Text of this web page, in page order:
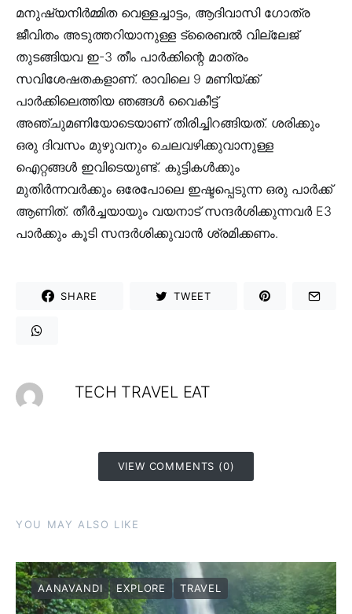
മനുഷ്യനിർമ്മിത വെള്ളച്ചാട്ടം, ആദിവാസി ഗോത്ര
ജീവിതം അടുത്തറിയാനുള്ള ട്രൈബൽ വില്ലേജ്
തുടങ്ങിയവ ഇ-3 തീം പാർക്കിന്റെ മാത്രം
സവിശേഷതകളാണ്. രാവിലെ 9 മണിയ്ക്ക്
പാർക്കിലെത്തിയ ഞങ്ങൾ വൈകീട്ട്
അഞ്ചുമണിയോടെയാണ് തിരിച്ചിറങ്ങിയത്. ശരിക്കും
ഒരു ദിവസം മുഴുവനും ചെലവഴിക്കുവാനുള്ള
ഐറ്റങ്ങൾ ഇവിടെയുണ്ട്. കുട്ടികൾക്കും
മുതിർന്നവർക്കും ഒരേപോലെ ഇഷ്ടപ്പെടുന്ന ഒരു പാർക്ക്
ആണിത്. തീർച്ചയായും വയനാട് സന്ദർശിക്കുന്നവർ E3
പാർക്കും കൂടി സന്ദർശിക്കുവാൻ ശ്രമിക്കണം.
SHARE TWEET
TECH TRAVEL EAT
VIEW COMMENTS (0)
YOU MAY ALSO LIKE
AANAVANDI EXPLORE TRAVEL